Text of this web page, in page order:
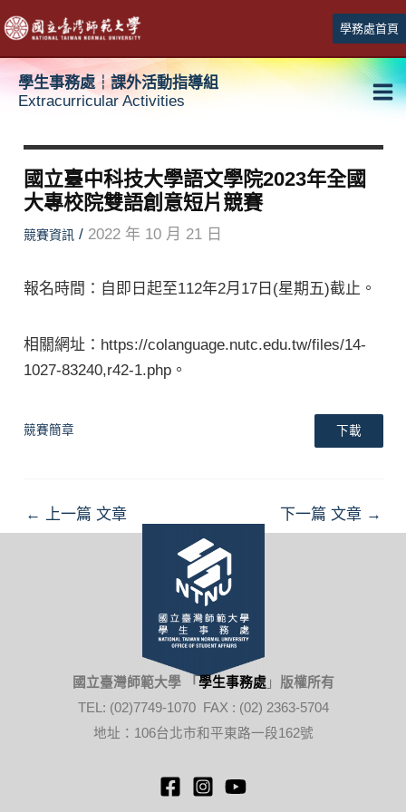
跳
至
主
學務處首頁
學生事務處┆課外活動指導組
Extracurricular Activities
國立臺中科技大學語文學院2023年全國
大專校院雙語創意短片競賽
競賽資訊 / 2022 年 10 月 21 日
報名時間：自即日起至112年2月17日(星期五)截止。
相關網址：https://colanguage.nutc.edu.tw/files/14-
1027-83240,r42-1.php。
競賽簡章 下載
Post
navigation
← 上一篇 文章 下一篇 文章 →
國立臺灣師範大學 「 學生事務處」 版權所有
TEL: (02)7749-1070 FAX : (02) 2363-5704
地址：106台北市和平東路一段162號